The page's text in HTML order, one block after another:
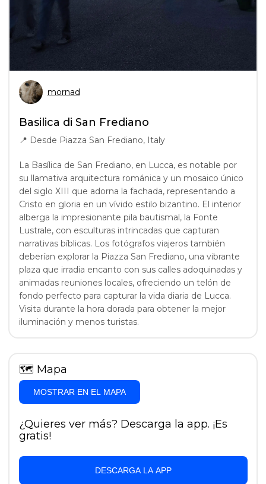
mornad
Basilica di San Frediano
📍 Desde Piazza San Frediano, Italy
La Basílica de San Frediano, en Lucca, es notable por
su llamativa arquitectura románica y un mosaico único
del siglo XIII que adorna la fachada, representando a
Cristo en gloria en un vívido estilo bizantino. El interior
alberga la impresionante pila bautismal, la Fonte
Lustrale, con esculturas intrincadas que capturan
narrativas bíblicas. Los fotógrafos viajeros también
deberían explorar la Piazza San Frediano, una vibrante
plaza que irradia encanto con sus calles adoquinadas y
animadas reuniones locales, ofreciendo un telón de
fondo perfecto para capturar la vida diaria de Lucca.
Visita durante la hora dorada para obtener la mejor
iluminación y menos turistas.
🗺 Mapa
MOSTRAR EN EL MAPA
¿Quieres ver más? Descarga la app. ¡Es
gratis!
DESCARGA LA APP